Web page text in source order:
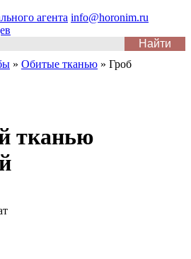
агента info@horonim.ru
» Обитые тканью » Гроб
тканью